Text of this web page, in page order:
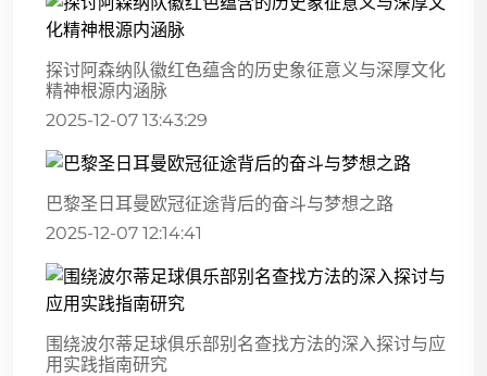
探讨阿森纳队徽红色蕴含的历史象征意义与深厚文化
精神根源内涵脉
2025-12-07 13:43:29
巴黎圣日耳曼欧冠征途背后的奋斗与梦想之路
2025-12-07 12:14:41
围绕波尔蒂足球俱乐部别名查找方法的深入探讨与应
用实践指南研究